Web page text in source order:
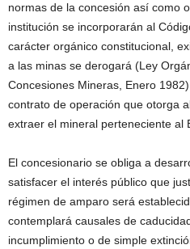
normas de la concesión así como
institución se incorporarán al
carácter orgánico constitucional,
a las minas se derogará (Ley
Concesiones Mineras, Enero
contrato de operación que otorga
extraer el mineral perteneciente al
El concesionario se obliga a
satisfacer el interés público que
régimen de amparo será
contemplará causales de
incumplimiento o de simple